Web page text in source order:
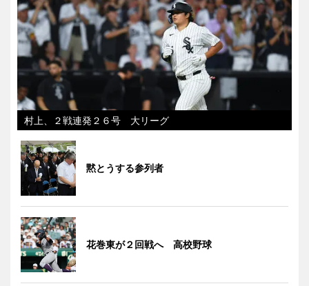
村上、２戦連発２６号 大リーグ
黙とうする参列者
花巻東が２回戦へ 高校野球